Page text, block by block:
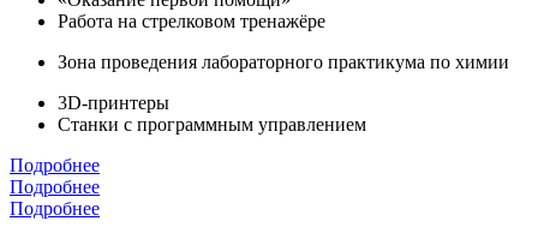
Работа на стрелковом тренажёре
Зона проведения лабораторного практикума по химии
3D-принтеры
Станки с программным управлением
Подробнее
Подробнее
Подробнее